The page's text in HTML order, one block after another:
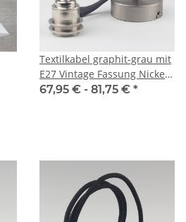
Textilkabel graphit-grau mit
E27 Vintage Fassung Nickel
matt und Baldachin
67,95 € - 81,75 € *